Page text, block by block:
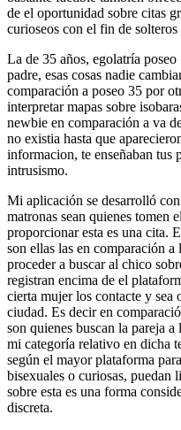
de el oportunidad sobre citas
curioseos con el fin de
La de 35 años, egolatría
padre, esas cosas nadie
comparación a poseo 35 por
interpretar mapas sobre
newbie en comparación a va
no existia hasta que
informacion, te enseñaban tus
intrusismo.
Mi aplicación se desarrolló
matronas sean quienes tomen
proporcionar esta es una cita.
son ellas las en comparación
proceder a buscar al chico
registran encima de el
cierta mujer los contacte y sea
ciudad. Es decir en
son quienes buscan la pareja
mi categoría relativo en dicha
según el mayor plataforma
bisexuales o curiosas, puedan
sobre esta es una forma
discreta.